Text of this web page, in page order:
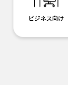
ビジネス向け